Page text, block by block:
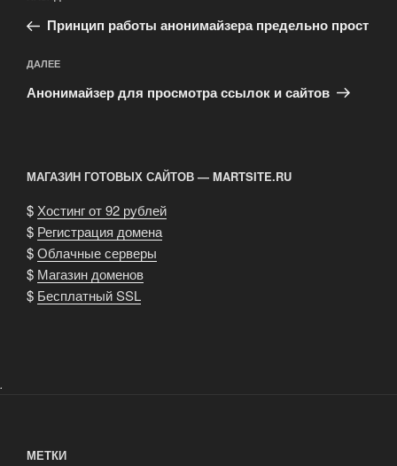
по
записям
запись:
Принцип работы анонимайзера предельно прост
Следующая
запись
ДАЛЕЕ
Анонимайзер для просмотра ссылок и сайтов
МАГАЗИН ГОТОВЫХ САЙТОВ — MARTSITE.RU
$Хостинг от 92 рублей
$ Регистрация домена
$Облачные серверы
$ Магазин доменов
$ Бесплатный SSL
.
МЕТКИ